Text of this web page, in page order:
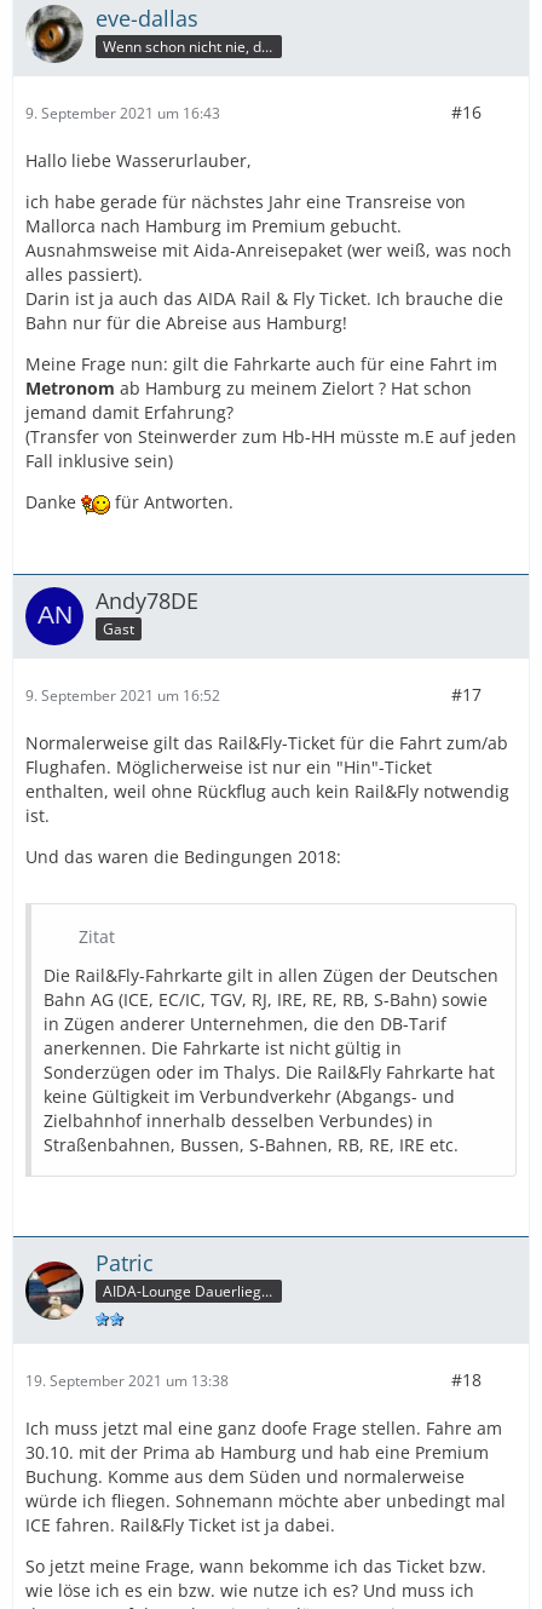
eve-dallas
Wenn schon nicht nie, dann wenigstens nicht jetzt!
9. September 2021 um 16:43 #16
Hallo liebe Wasserurlauber,
ich habe gerade für nächstes Jahr eine Transreise von
Mallorca nach Hamburg im Premium gebucht.
Ausnahmsweise mit Aida-Anreisepaket (wer weiß, was noch
alles passiert).
Darin ist ja auch das AIDA Rail & Fly Ticket. Ich brauche die
Bahn nur für die Abreise aus Hamburg!
Meine Frage nun: gilt die Fahrkarte auch für eine Fahrt im
Metronom ab Hamburg zu meinem Zielort ? Hat schon
jemand damit Erfahrung?
(Transfer von Steinwerder zum Hb-HH müsste m.E auf jeden
Fall inklusive sein)
Danke
für Antworten.
Andy78DE
Gast
9. September 2021 um 16:52 #17
Normalerweise gilt das Rail&Fly-Ticket für die Fahrt zum/ab
Flughafen. Möglicherweise ist nur ein "Hin"-Ticket
enthalten, weil ohne Rückflug auch kein Rail&Fly notwendig
ist.
Und das waren die Bedingungen 2018:
Zitat
Die Rail&Fly-Fahrkarte gilt in allen Zügen der Deutschen
Bahn AG (ICE, EC/IC, TGV, RJ, IRE, RE, RB, S-Bahn) sowie
in Zügen anderer Unternehmen, die den DB-Tarif
anerkennen. Die Fahrkarte ist nicht gültig in
Sonderzügen oder im Thalys. Die Rail&Fly Fahrkarte hat
keine Gültigkeit im Verbundverkehr (Abgangs- und
Zielbahnhof innerhalb desselben Verbundes) in
Straßenbahnen, Bussen, S-Bahnen, RB, RE, IRE etc.
Patric
AIDA-Lounge Dauerlieger
19. September 2021 um 13:38 #18
Ich muss jetzt mal eine ganz doofe Frage stellen. Fahre am
30.10. mit der Prima ab Hamburg und hab eine Premium
Buchung. Komme aus dem Süden und normalerweise
würde ich fliegen. Sohnemann möchte aber unbedingt mal
ICE fahren. Rail&Fly Ticket ist ja dabei.
So jetzt meine Frage, wann bekomme ich das Ticket bzw.
wie löse ich es ein bzw. wie nutze ich es? Und muss ich